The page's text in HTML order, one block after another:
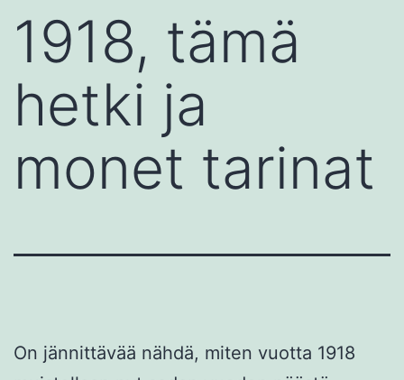
1918, tämä
hetki ja
monet tarinat
On jännittävää nähdä, miten vuotta 1918